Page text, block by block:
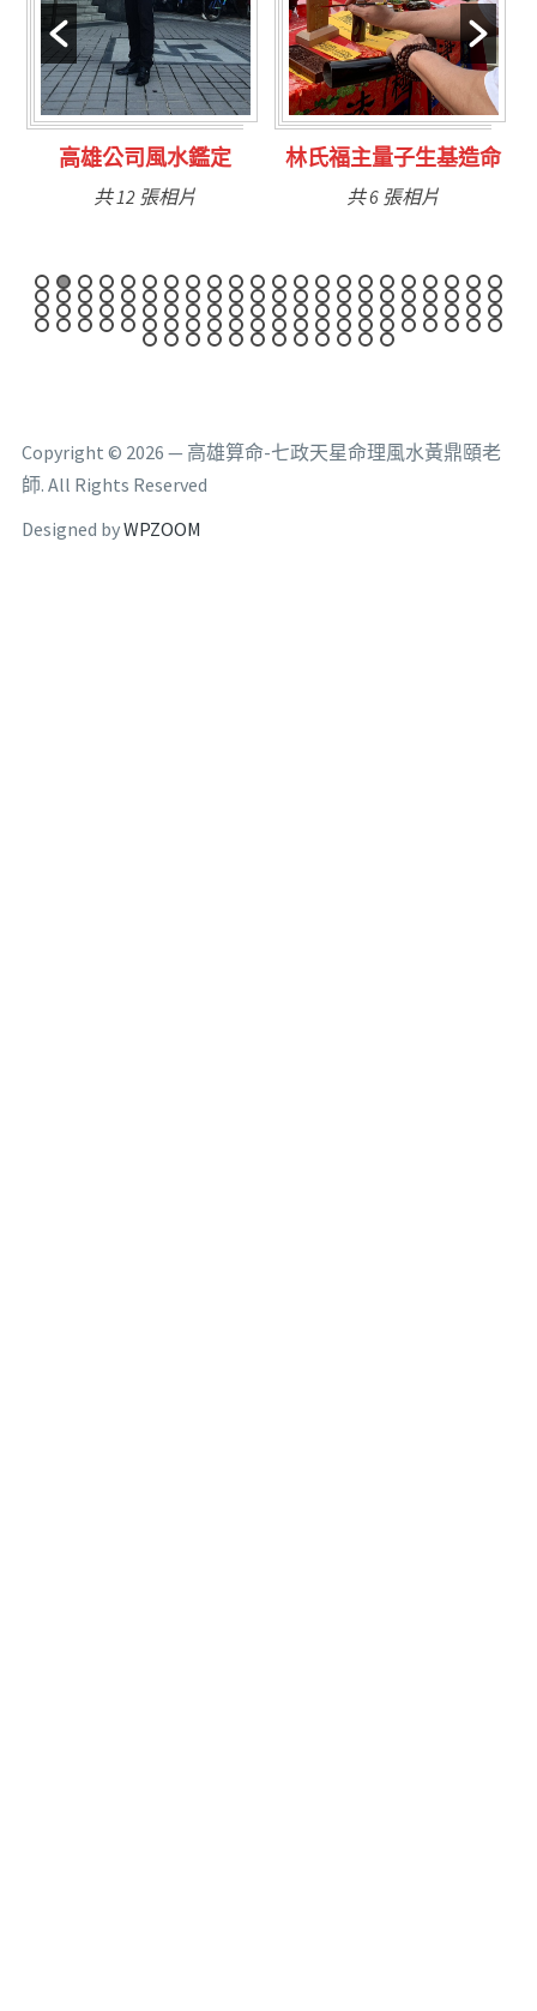
林氏福主量子生基造命
共 6 張相片
台南永康風水鑑定
共 9 張相片
Copyright © 2026 — 高雄算命-七政天星命理風水黃鼎頤老
師. All Rights Reserved
Designed byWPZOOM